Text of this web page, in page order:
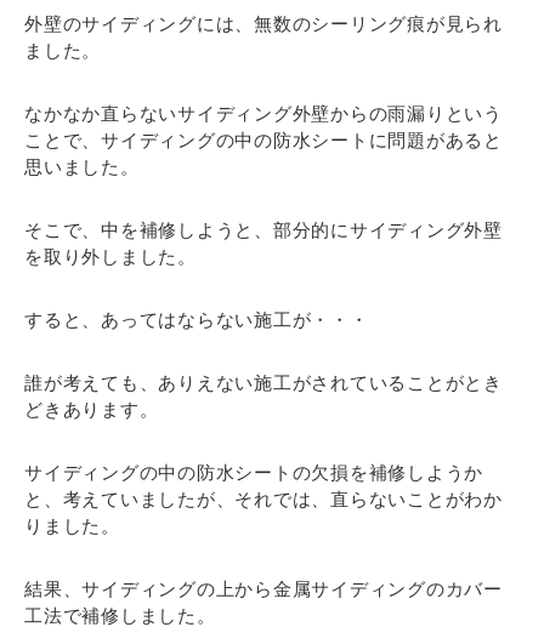
外壁のサイディングには、無数のシーリング痕が見られ
ました。
なかなか直らないサイディング外壁からの雨漏りという
ことで、サイディングの中の防水シートに問題があると
思いました。
そこで、中を補修しようと、部分的にサイディング外壁
を取り外しました。
すると、あってはならない施工が・・・
誰が考えても、ありえない施工がされていることがとき
どきあります。
サイディングの中の防水シートの欠損を補修しようか
と、考えていましたが、それでは、直らないことがわか
りました。
結果、サイディングの上から金属サイディングのカバー
工法で補修しました。